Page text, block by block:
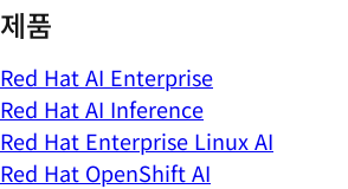
제품
Red Hat AI Enterprise
Red Hat AI Inference
Red Hat Enterprise Linux AI
Red Hat OpenShift AI